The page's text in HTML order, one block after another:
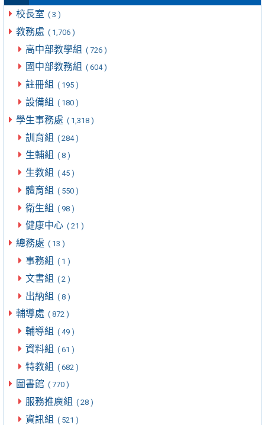
校長室 ( 3 )
教務處 ( 1,706 )
高中部教學組 ( 726 )
國中部教務組 ( 604 )
註冊組 ( 195 )
設備組 ( 180 )
學生事務處 ( 1,318 )
訓育組 ( 284 )
生輔組 ( 8 )
生教組 ( 45 )
體育組 ( 550 )
衛生組 ( 98 )
健康中心 ( 21 )
總務處 ( 13 )
事務組 ( 1 )
文書組 ( 2 )
出納組 ( 8 )
輔導處 ( 872 )
輔導組 ( 49 )
資料組 ( 61 )
特教組 ( 682 )
圖書館 ( 770 )
服務推廣組 ( 28 )
資訊組 ( 521 )